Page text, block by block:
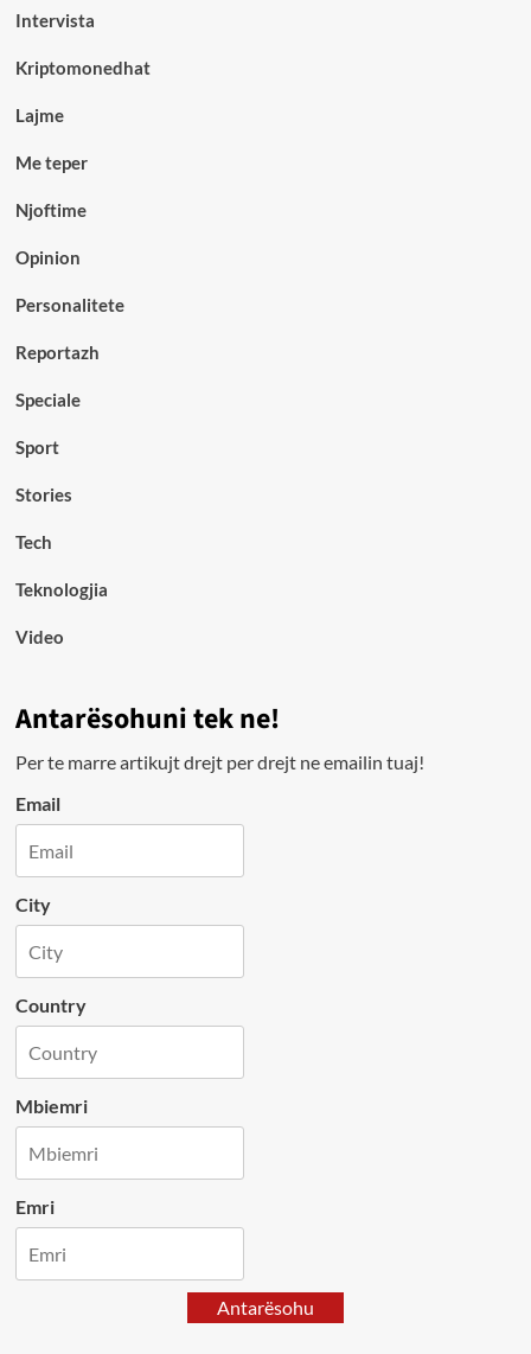
Intervista
Kriptomonedhat
Lajme
Me teper
Njoftime
Opinion
Personalitete
Reportazh
Speciale
Sport
Stories
Tech
Teknologjia
Video
Antarësohuni tek ne!
Per te marre artikujt drejt per drejt ne emailin tuaj!
Email
City
Country
Mbiemri
Emri
Antarësohu